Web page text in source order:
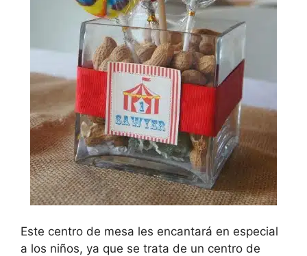
Este centro de mesa les encantará en especial
a los niños, ya que se trata de un centro de